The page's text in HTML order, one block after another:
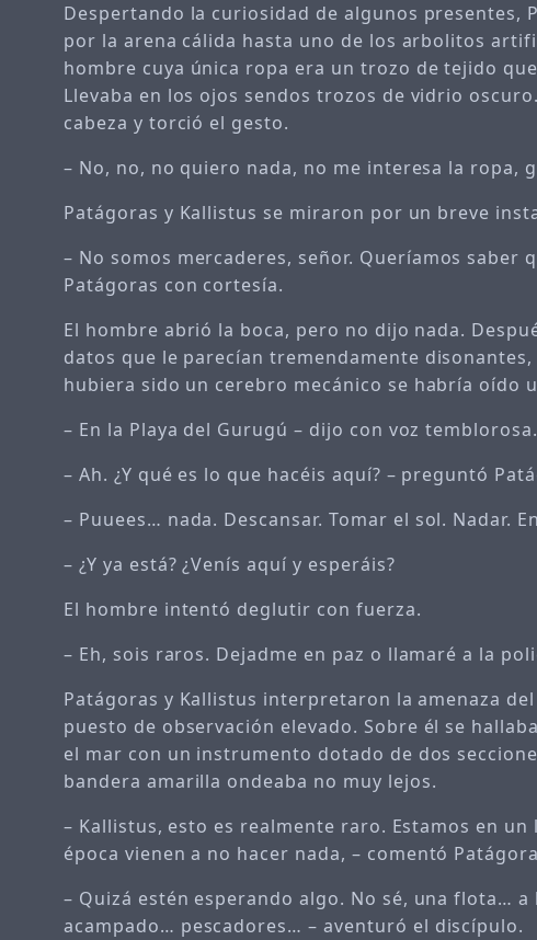
Despertando la curiosidad de algunos presentes,
por la arena cálida hasta uno de los arbolitos
hombre cuya única ropa era un trozo de tejido
Llevaba en los ojos sendos trozos de vidrio
cabeza y torció el gesto.
– No, no, no quiero nada, no me interesa la ropa,
Patágoras y Kallistus se miraron por un breve
– No somos mercaderes, señor. Queríamos saber
Patágoras con cortesía.
El hombre abrió la boca, pero no dijo nada.
datos que le parecían tremendamente
hubiera sido un cerebro mecánico se habría oído
– En la Playa del Gurugú – dijo con voz
– Ah. ¿Y qué es lo que hacéis aquí? – preguntó
– Puuees… nada. Descansar. Tomar el sol. Nadar.
– ¿Y ya está? ¿Venís aquí y esperáis?
El hombre intentó deglutir con fuerza.
– Eh, sois raros. Dejadme en paz o llamaré a la
Patágoras y Kallistus interpretaron la amenaza
puesto de observación elevado. Sobre él se
el mar con un instrumento dotado de dos
bandera amarilla ondeaba no muy lejos.
– Kallistus, esto es realmente raro. Estamos en
época vienen a no hacer nada, – comentó
– Quizá estén esperando algo. No sé, una flota…
acampado… pescadores… – aventuró el discípulo.